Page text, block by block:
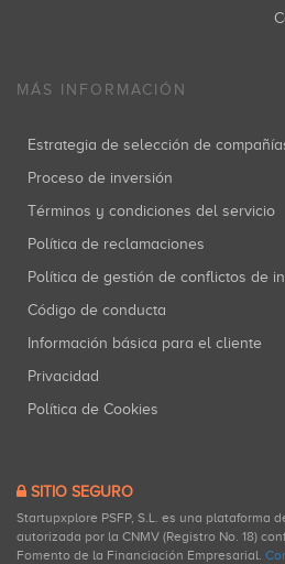
MÁS INFORMACIÓN
Estrategia de selección de
Proceso de inversión
Términos y condiciones del servicio
Política de reclamaciones
Política de gestión de conflictos de
Código de conducta
Información básica para el cliente
Privacidad
Política de Cookies
SITIO SEGURO
Startupxplore PSFP, S.L. es una plataforma
autorizada por la CNMV (Registro No. 18)
Fomento de la Financiación Empresarial.